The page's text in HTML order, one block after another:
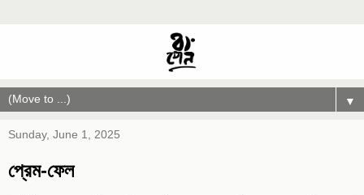
▼
Sunday, June 1, 2025
প্রেম-ফেল